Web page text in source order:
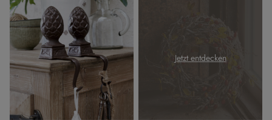
Jetzt entdecken